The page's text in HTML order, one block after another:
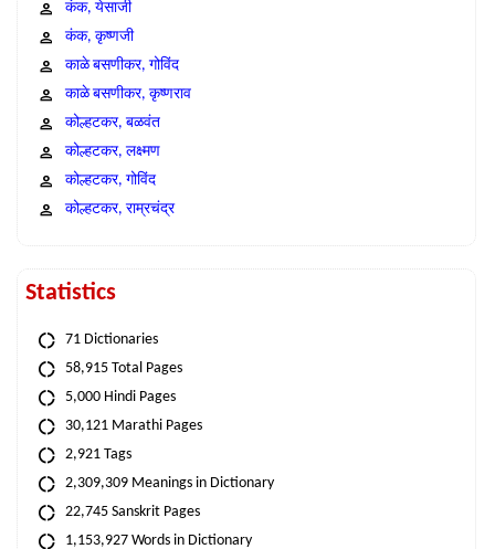
कंक, येसाजी
कंक, कृष्णजी
काळे बसणीकर, गोविंद
काळे बसणीकर, कृष्णराव
कोल्हटकर, बळवंत
कोल्हटकर, लक्ष्मण
कोल्हटकर, गोविंद
कोल्हटकर, राम्रचंद्र
Statistics
71 Dictionaries
58,915 Total Pages
5,000 Hindi Pages
30,121 Marathi Pages
2,921 Tags
2,309,309 Meanings in Dictionary
22,745 Sanskrit Pages
1,153,927 Words in Dictionary